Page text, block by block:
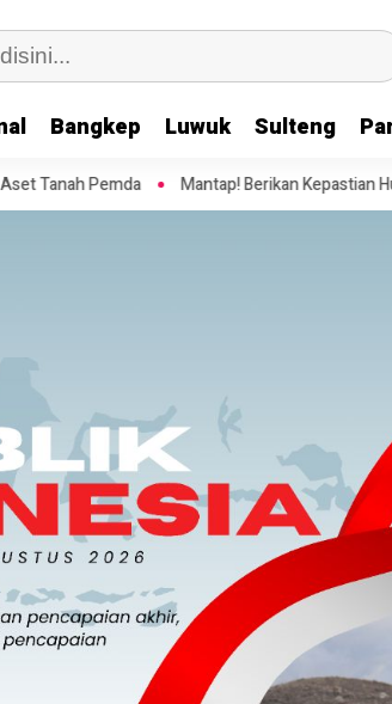
Bangkep Luwuk Sulteng
Berikan Kepastian Hukum Hak Atas Tanah,